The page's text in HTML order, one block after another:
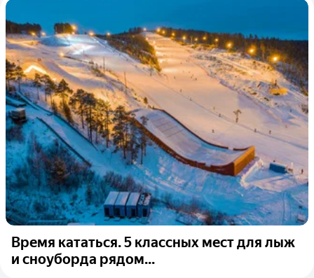
Время кататься. 5 классных мест для лыж
и сноуборда рядом...